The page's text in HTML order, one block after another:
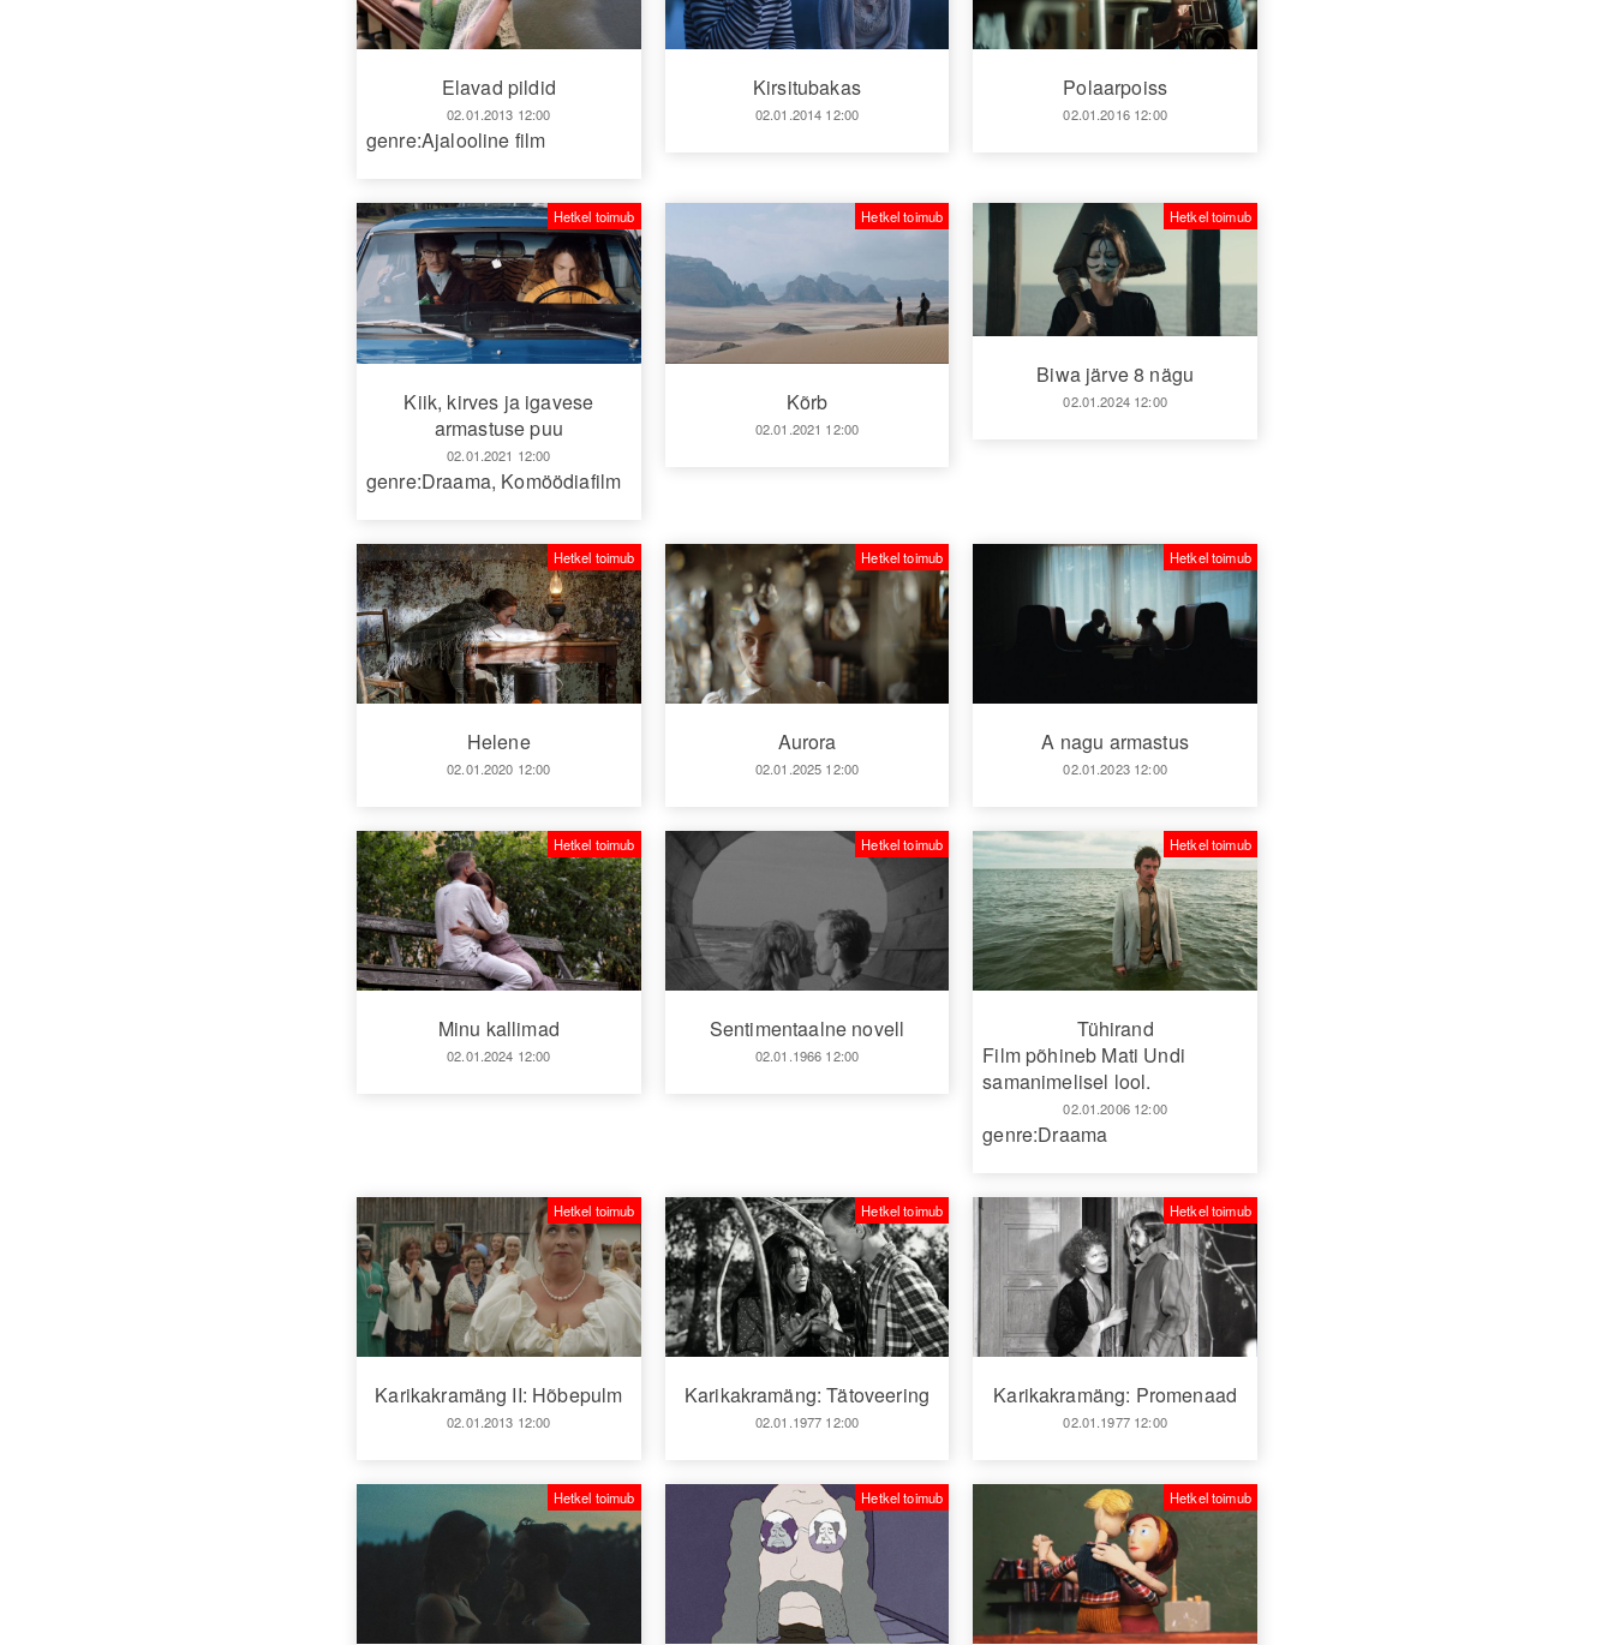
Elavad pildid
02.01.2013 12:00
genre:Ajalooline film
Kirsitubakas
02.01.2014 12:00
Polaarpoiss
02.01.2016 12:00
Kiik, kirves ja igavese
armastuse puu
02.01.2021 12:00
Hetkel toimub
genre:Draama, Komöödiafilm
Kõrb
02.01.2021 12:00
Hetkel toimub
Biwa järve 8 nägu
02.01.2024 12:00
Hetkel toimub
Helene
02.01.2020 12:00
Hetkel toimub
Aurora
02.01.2025 12:00
Hetkel toimub
A nagu armastus
02.01.2023 12:00
Hetkel toimub
Minu kallimad
02.01.2024 12:00
Hetkel toimub
Sentimentaalne novell
02.01.1966 12:00
Hetkel toimub
Tühirand
Film põhineb Mati Undi
samanimelisel lool.
02.01.2006 12:00
Hetkel toimub
genre:Draama
Karikakramäng II: Hõbepulm
02.01.2013 12:00
Hetkel toimub
Karikakramäng: Tätoveering
02.01.1977 12:00
Hetkel toimub
Karikakramäng: Promenaad
02.01.1977 12:00
Hetkel toimub
Hetkel toimub Hetkel toimub Hetkel toimub